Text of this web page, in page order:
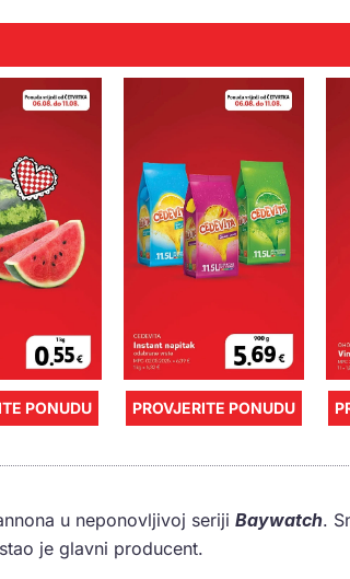
PONUDU PROVJERITE PONUDU
u neponovljivoj seriji Baywatch.
je glavni producent.